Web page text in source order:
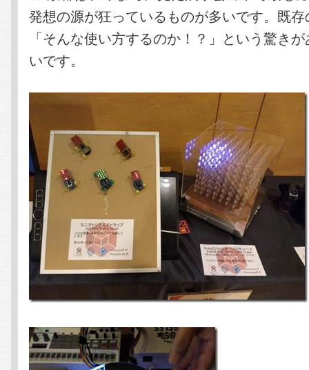
発想の源が狂っているものが多いです。既
「そんな使い方するのか！？」という驚き
いです。